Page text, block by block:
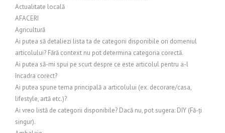
Actualitate locală
AFACERI
Agricultură
Ai putea să detaliezi lista ta de categorii disponibile ori domeniul
articolului? Fără context nu pot determina categoria corectă.
Ai putea să-mi spui pe scurt despre ce este articolul pentru a-l
încadra corect?
Ai putea spune tema principală a articolului (ex. decorare/casa,
lifestyle, artă etc.)?
Ai vreo listă de categorii disponibile? Dacă nu, pot sugera: DIY (Fă-ți
singur).